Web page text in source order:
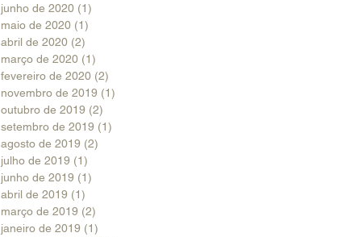
junho de 2020 (1)
maio de 2020 (1)
abril de 2020 (2)
março de 2020 (1)
fevereiro de 2020 (2)
novembro de 2019 (1)
outubro de 2019 (2)
setembro de 2019 (1)
agosto de 2019 (2)
julho de 2019 (1)
junho de 2019 (1)
abril de 2019 (1)
março de 2019 (2)
janeiro de 2019 (1)